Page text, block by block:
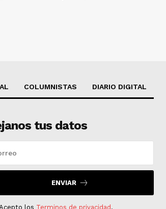
COLUMNISTAS DIARIO DIGITAL
tus datos
ENVIAR
los Terminos de privacidad .